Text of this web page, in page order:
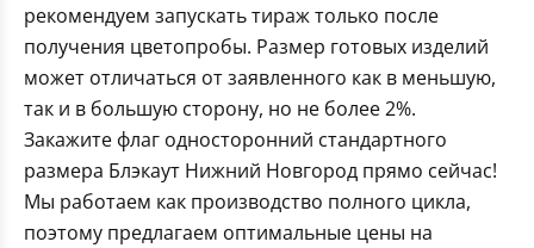
рекомендуем запускать тираж только после
получения цветопробы. Размер готовых изделий
может отличаться от заявленного как в меньшую,
так и в большую сторону, но не более 2%.
Закажите флаг односторонний стандартного
размера Блэкаут Нижний Новгород прямо сейчас!
Мы работаем как производство полного цикла,
поэтому предлагаем оптимальные цены на